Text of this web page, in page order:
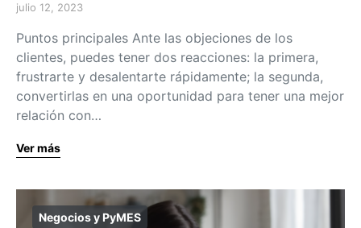
julio 12, 2023
Puntos principales Ante las objeciones de los
clientes, puedes tener dos reacciones: la primera,
frustrarte y desalentarte rápidamente; la segunda,
convertirlas en una oportunidad para tener una mejor
relación con…
Ver más
Negocios y PyMES